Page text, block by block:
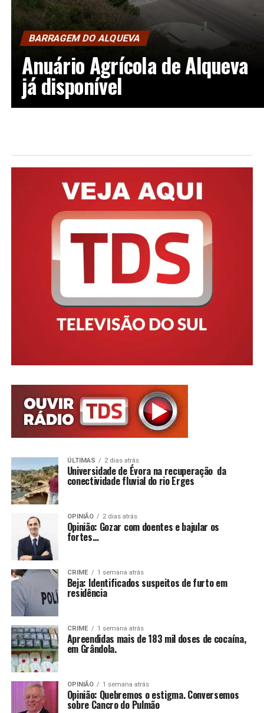
BARRAGEM DO ALQUEVA
Anuário Agrícola de Alqueva
já disponível
ÚLTIMAS 2 dias atrás
Universidade de Évora na recuperação da
conectividade fluvial do rio Erges
OPINIÃO 2 dias atrás
Opinião: Gozar com doentes e bajular os
fortes…
CRIME 1 semana atrás
Beja: Identificados suspeitos de furto em
residência
CRIME 1 semana atrás
Apreendidas mais de 183 mil doses de cocaína,
em Grândola.
OPINIÃO 1 semana atrás
Opinião: Quebremos o estigma. Conversemos
sobre Cancro do Pulmão